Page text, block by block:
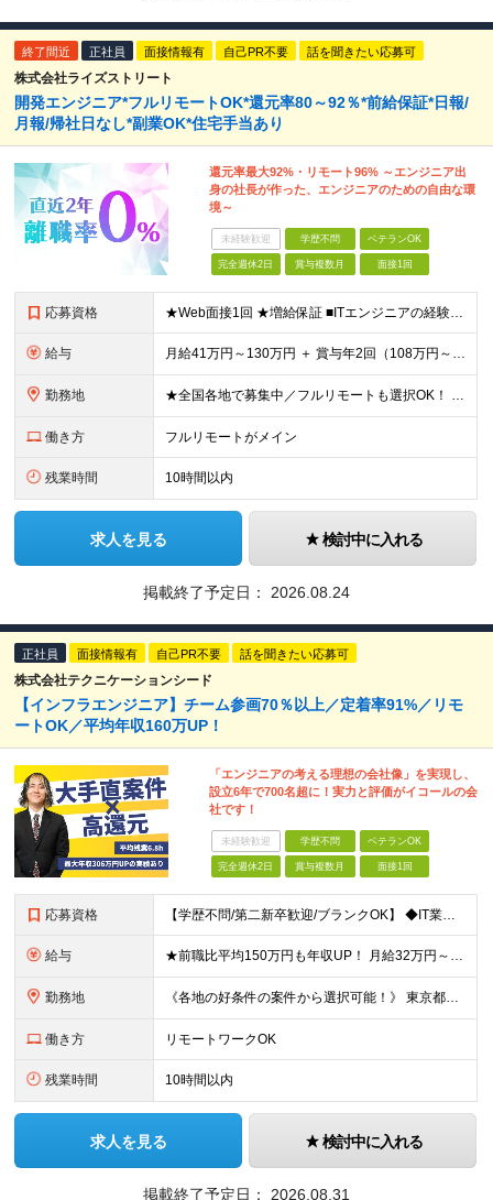
終了間近 正社員 面接情報有 自己PR不要 話を聞きたい応募可
株式会社ライズストリート
開発エンジニア*フルリモートOK*還元率80～92％*前給保証*日報/
月報/帰社日なし*副業OK*住宅手当あり
還元率最大92%・リモート96% ～エンジニア出
身の社長が作った、エンジニアのための自由な環
境～
未経験歓迎 学歴不問 ベテランOK
完全週休2日 賞与複数月 面接1回
応募資格 ★Web面接1回 ★増給保証 ■ITエンジニアの経験をお持ちの方（1年以上）※言語や担当フェーズは不問 ■学歴不問 ※ブランクのある方も歓迎！転職回数も問いません 【全国で活躍するエンジニアの定着
給与 月給41万円～130万円 ＋ 賞与年2回（108万円～） ＋ 高還元（単価の80％～92％） ※残業代は1分単位で100％全額支給。サービス残業などは一切ありません。 ※試用期間6ヵ月（試用期間中の待
勤務地 ★全国各地で募集中／フルリモートも選択OK！ ご自宅から通いやすい「全国のプロジェクト先」または「フルリモート・リモート」での勤務となります。 ※リモート実施率：96％ ※フルリモート勤務：多数実績
働き方 フルリモートがメイン
残業時間 10時間以内
求人を見る 検討中に入れる
掲載終了予定日： 2026.08.24
正社員 面接情報有 自己PR不要 話を聞きたい応募可
株式会社テクニケーションシード
【インフラエンジニア】チーム参画70％以上／定着率91%／リモ
ートOK／平均年収160万UP！
「エンジニアの考える理想の会社像」を実現し、
設立6年で700名超に！実力と評価がイコールの会
社です！
未経験歓迎 学歴不問 ベテランOK
完全週休2日 賞与複数月 面接1回
応募資格 【学歴不問/第二新卒歓迎/ブランクOK】 ◆IT業界での何らかの実務経験を半年以上お持ちの方 ※経験した工程・使用製品などは不問です。 ◆学歴不問
給与 ★前職比平均150万円も年収UP！ 月給32万円～67万円＋決算賞与 ※上記には、30時間分（5万7千円～12万1千円）の固定残業代が含まれています。 ◇超過分は別途支給 ◇試用期間3ヶ月（期間中の
勤務地 《各地の好条件の案件から選択可能！》 東京都、神奈川県、千葉県、埼玉県、大阪府、愛知県、福岡県の各プロジェクト先 ※希望を最大限考慮 ※リモート案件あり ※転居を伴う転勤なし ※U・Iターンも歓迎
働き方 リモートワークOK
残業時間 10時間以内
求人を見る 検討中に入れる
掲載終了予定日： 2026.08.31